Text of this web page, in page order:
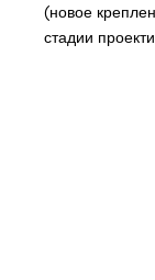
(новое
стадии